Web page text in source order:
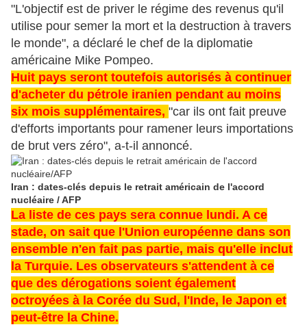
"L'objectif est de priver le régime des revenus qu'il
utilise pour semer la mort et la destruction à travers
le monde", a déclaré le chef de la diplomatie
américaine Mike Pompeo.
Huit pays seront toutefois autorisés à continuer
d'acheter du pétrole iranien pendant au moins
six mois supplémentaires, "car ils ont fait preuve
d'efforts importants pour ramener leurs importations
de brut vers zéro", a-t-il annoncé.
Iran : dates-clés depuis le retrait américain de l'accord
nucléaire / AFP
La liste de ces pays sera connue lundi. A ce
stade, on sait que l'Union européenne dans son
ensemble n'en fait pas partie, mais qu'elle inclut
la Turquie. Les observateurs s'attendent à ce
que des dérogations soient également
octroyées à la Corée du Sud, l'Inde, le Japon et
peut-être la Chine.